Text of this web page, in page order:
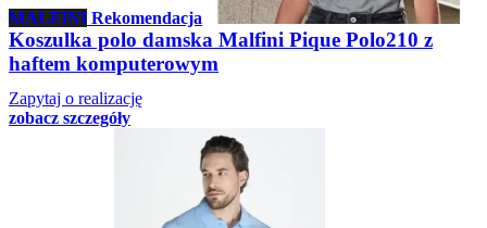
MALFINI Rekomendacja
Koszulka polo damska Malfini Pique Polo210 z
haftem komputerowym
Zapytaj o realizację
zobacz szczegóły